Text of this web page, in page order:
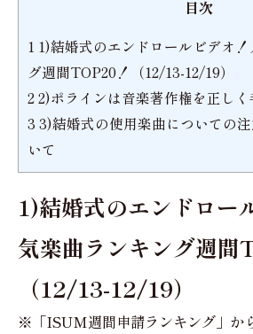
目次
1 1)結婚式のエンドロールビデオ
グ週間TOP20！（12/13-12/19）
22)ポラインは音楽著作権を正し
3 3)結婚式の使用楽曲についての
いて
1)結婚式のエンドロー
気楽曲ランキング週間
（12/13-12/19）
※「ISUM週間申請ランキング」か